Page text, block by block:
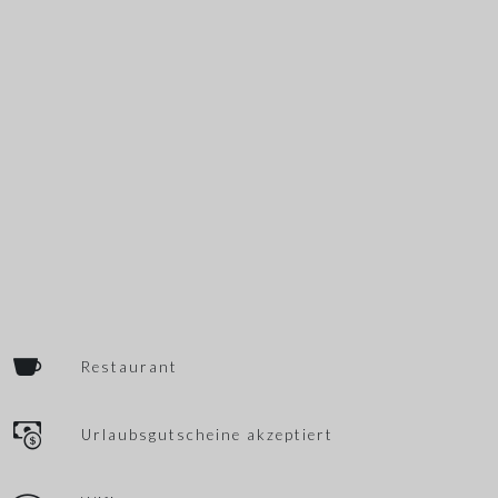
Restaurant
Urlaubsgutscheine akzeptiert